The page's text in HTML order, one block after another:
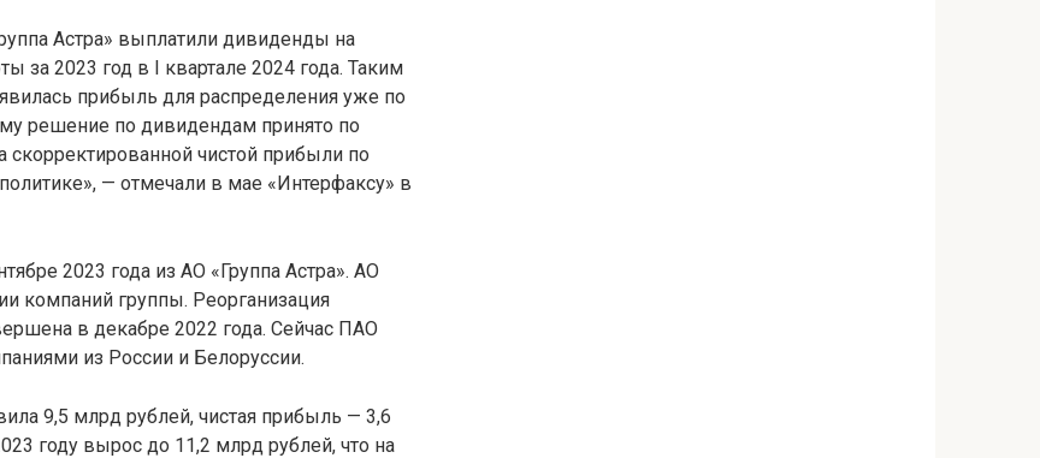
Астра» выплатили дивиденды на
за 2023 год в I квартале 2024 года. Таким
прибыль для распределения уже по
решение по дивидендам принято по
скорректированной чистой прибыли по
— отмечали в мае «Интерфаксу» в
2023 года из АО «Группа Астра». АО
компаний группы. Реорганизация
в декабре 2022 года. Сейчас ПАО
из России и Белоруссии.
9,5 млрд рублей, чистая прибыль — 3,6
году вырос до 11,2 млрд рублей, что на